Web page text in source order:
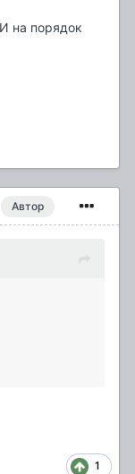
на порядок
Автор
1